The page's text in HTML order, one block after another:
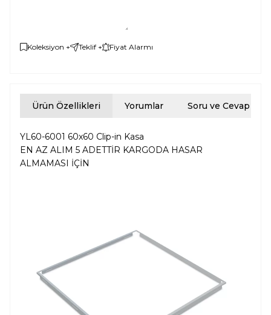
Koleksiyon + Teklif + Fiyat Alarmı
Ürün Özellikleri Yorumlar Soru ve Cevap
YL60-6001 60x60 Clip-in Kasa
EN AZ ALIM 5 ADETTİR KARGODA HASAR
ALMAMASI İÇİN